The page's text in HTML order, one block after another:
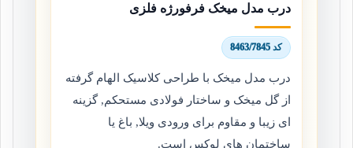
درب مدل میخک فرفورژه فلزی
کد 8463/7845
درب مدل میخک با طراحی کلاسیک الهام گرفته
از گل میخک و ساختار فولادی مستحکم, گزینه
ای زیبا و مقاوم برای ورودی ویلا, باغ یا
ساختمان های لوکس است.